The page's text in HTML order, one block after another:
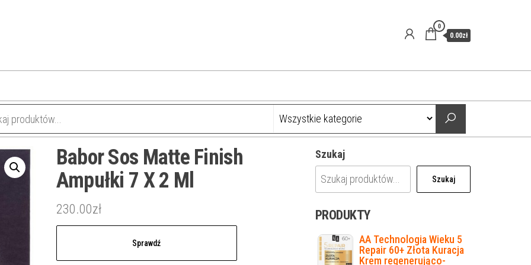
0
0.00zł
Babor Sos Matte Finish
Ampułki 7 X 2 Ml
230.00zł
Sprawdź
Szukaj
Szukaj
PRODUKTY
AA Technologia Wieku 5
Repair 60+ Złota Kuracja
Krem regenerująco-